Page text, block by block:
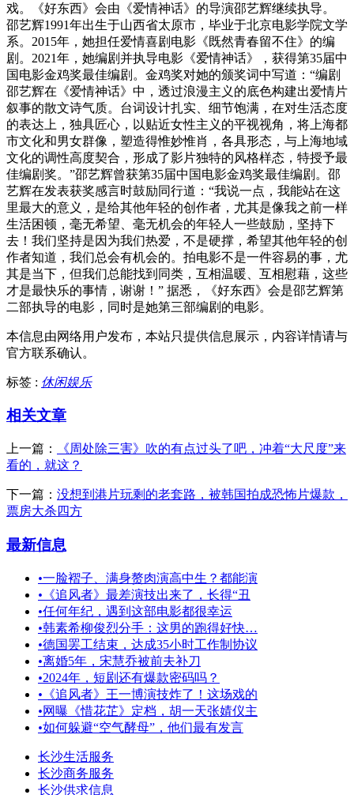
戏。《好东西》会由《爱情神话》的导演邵艺辉继续执导。
邵艺辉1991年出生于山西省太原市，毕业于北京电影学院文学
系。2015年，她担任爱情喜剧电影《既然青春留不住》的编
剧。2021年，她编剧并执导电影《爱情神话》，获得第35届中
国电影金鸡奖最佳编剧。金鸡奖对她的颁奖词中写道：“编剧
邵艺辉在《爱情神话》中，透过浪漫主义的底色构建出爱情片
叙事的散文诗气质。台词设计扎实、细节饱满，在对生活态度
的表达上，独具匠心，以贴近女性主义的平视视角，将上海都
市文化和男女群像，塑造得惟妙惟肖，各具形态，与上海地域
文化的调性高度契合，形成了影片独特的风格样态，特授予最
佳编剧奖。”邵艺辉曾获第35届中国电影金鸡奖最佳编剧。邵
艺辉在发表获奖感言时鼓励同行道：“我说一点，我能站在这
里最大的意义，是给其他年轻的创作者，尤其是像我之前一样
生活困顿，毫无希望、毫无机会的年轻人一些鼓励，坚持下
去！我们坚持是因为我们热爱，不是硬撑，希望其他年轻的创
作者知道，我们总会有机会的。拍电影不是一件容易的事，尤
其是当下，但我们总能找到同类，互相温暖、互相慰藉，这些
才是最快乐的事情，谢谢！” 据悉，《好东西》会是邵艺辉第
二部执导的电影，同时是她第三部编剧的电影。
本信息由网络用户发布， 本站只提供信息展示，内容详情请与
官方联系确认。
标签 : 休闲娱乐
相关文章
上一篇：
《周处除三害》吹的有点过头了吧，冲着“大尺度”来
看的，就这？
下一篇： 没想到港片玩剩的老套路，被韩国拍成恐怖片爆款，
票房大杀四方
最新信息
•一脸褶子、满身赘肉演高中生？都能演
• 《追风者》最差演技出来了，长得“丑
•任何年纪，遇到这部电影都很幸运
•韩素希柳俊烈分手：这男的跑得好快…
•德国罢工结束，达成35小时工作制协议
•离婚5年，宋慧乔被前夫补刀
•2024年，短剧还有爆款密码吗？
• 《追风者》王一博演技炸了！这场戏的
•网曝《惜花芷》定档，胡一天张婧仪主
•如何躲避“空气酵母”，他们最有发言
长沙生活服务
长沙商务服务
长沙供求信息